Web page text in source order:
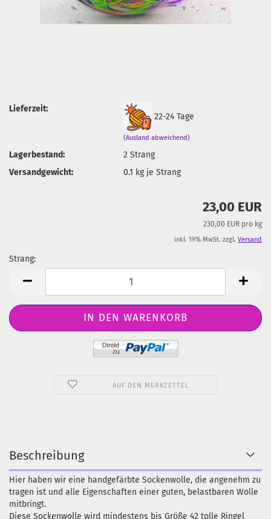
Lieferzeit:
22-24 Tage
(Ausland abweichend)
Lagerbestand: 2Strang
Versandgewicht:
0.1 kg je Strang
23,00 EUR
230,00 EUR pro kg
inkl. 19% MwSt. zzgl. Versand
Strang:
AUF DEN MERKZETTEL
Beschreibung
Hier haben wir eine handgefärbte Sockenwolle, die angenehm zu
tragen ist und alle Eigenschaften einer guten, belastbaren Wolle
mitbringt.
Diese Sockenwolle wird mindestens bis Größe 42 tolle Ringel